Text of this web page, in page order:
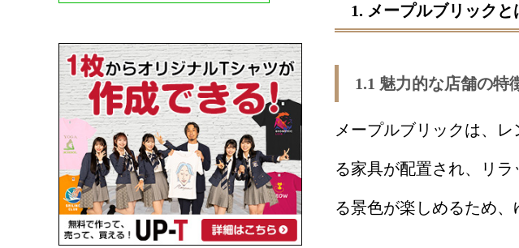
1. メープルブリックと
1.1 魅力的な店舗の特
メープルブリックは、
る家具が配置され、リ
る景色が楽しめるため、